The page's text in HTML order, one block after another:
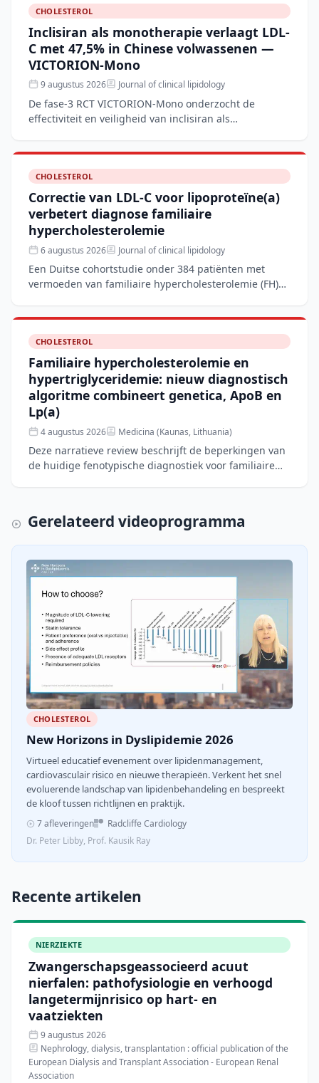
CHOLESTEROL
Inclisiran als monotherapie verlaagt LDL-
C met 47,5% in Chinese volwassenen —
VICTORION-Mono
9 augustus 2026 Journal of clinical lipidology
De fase-3 RCT VICTORION-Mono onderzocht de
effectiviteit en veiligheid van inclisiran als
CHOLESTEROL
Correctie van LDL-C voor lipoproteïne(a)
verbetert diagnose familiaire
hypercholesterolemie
6 augustus 2026 Journal of clinical lipidology
Een Duitse cohortstudie onder 384 patiënten met
vermoeden van familiaire hypercholesterolemie (FH)
voor lipopro
CHOLESTEROL
Familiaire hypercholesterolemie en
hypertriglyceridemie: nieuw diagnostisch
algoritme combineert genetica, ApoB en
Lp(a)
4 augustus 2026 Medicina (Kaunas, Lithuania)
Deze narratieve review beschrijft de beperkingen van
de huidige fenotypische diagnostiek voor familiaire
Gerelateerd videoprogramma
CHOLESTEROL
New Horizons in Dyslipidemie 2026
Virtueel educatief evenement over lipidenmanagement,
cardiovasculair risico en nieuwe therapieën. Verkent het snel
evoluerende landschap van lipidenbehandeling en bespreekt
de kloof tussen richtlijnen en praktijk.
7 afleveringen
Radcliffe Cardiology
Dr. Peter Libby, Prof. Kausik Ray
Recente artikelen
NIERZIEKTE
Zwangerschapsgeassocieerd acuut
nierfalen: pathofysiologie en verhoogd
langetermijnrisico op hart- en
vaatziekten
9 augustus 2026
Nephrology, dialysis, transplantation : official publication of the
European Dialysis and Transplant Association - European Renal
Association